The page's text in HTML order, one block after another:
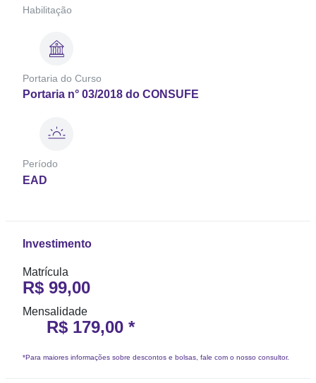
Habilitação
Portaria do Curso
Portaria n° 03/2018 do CONSUFE
Período
EAD
Investimento
Matrícula
R$ 99,00
Mensalidade
R$ 179,00 *
*Para maiores informações sobre descontos e bolsas, fale com o nosso consultor.